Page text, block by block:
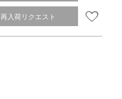
再入荷リクエスト